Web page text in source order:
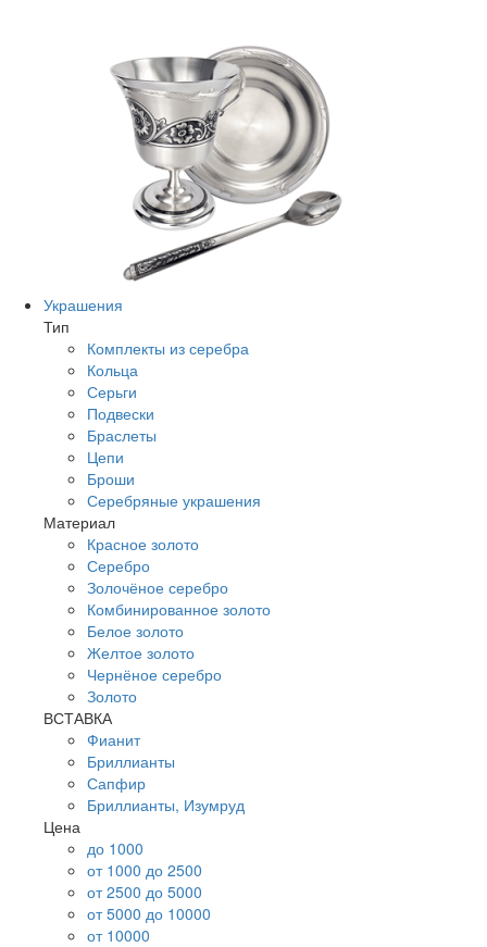
Украшения
Тип
Комплекты из серебра
Кольца
Серьги
Подвески
Браслеты
Цепи
Броши
Серебряные украшения
Материал
Красное золото
Серебро
Золочёное серебро
Комбинированное золото
Белое золото
Желтое золото
Чернёное серебро
Золото
ВСТАВКА
Фианит
Бриллианты
Сапфир
Бриллианты, Изумруд
Цена
до 1000
от 1000 до 2500
от 2500 до 5000
от 5000 до 10000
от 10000